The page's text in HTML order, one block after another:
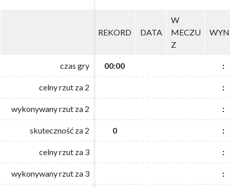
REKORD DATA
W
MECZU
Z
czas gry 00:00 :
celny rzut za 2 :
wykonywany rzut za 2 :
skuteczność za 2 0 :
celny rzut za 3 :
wykonywany rzut za 3 :
REKORD DATA
W
MECZU
Z
czas gry 00:00 :
celny rzut za 2 :
wykonywany rzut za 2 :
skuteczność za 2 0 :
celny rzut za 3 :
wykonywany rzut za 3 :